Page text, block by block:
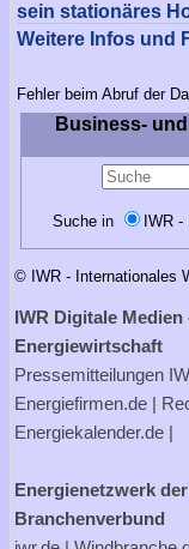
sein stationäres
Weitere Infos und
Fehler beim Abruf der
Business-
Suche in IWR
© IWR - Internationales
IWR Digitale
Energiewirtschaft
Pressemitteilungen
Energiefirmen.de |
Energiekalender.de |
Energienetzwerk
Branchenverbund